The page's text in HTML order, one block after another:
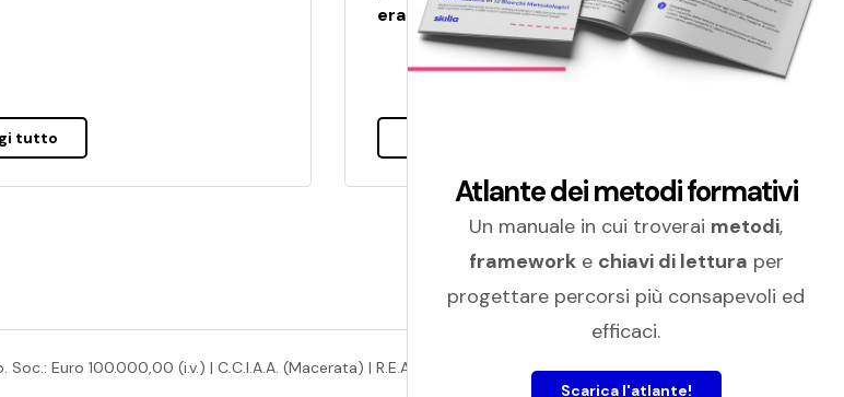
tutto
era
Euro 100.000,00 (i.v.) | C.C.I.A.A. (Macerata) | R.E.A. (149815) | Privacy policy|Cookie policy
Atlante dei metodi formativi
Un manuale in cui troverai metodi,
frameworke chiavi di lettura per
progettare percorsi più consapevoli ed
efficaci.
Scarica l'atlante!